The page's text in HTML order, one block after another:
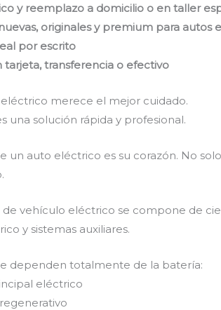
y reemplazo a domicilio o en taller
originales y premium para autos
por escrito
tarjeta, transferencia o efectivo
merece el mejor cuidado.
una solución rápida y profesional.
un auto eléctrico es su corazón. No
vehículo eléctrico se compone de
y sistemas auxiliares.
dependen totalmente de la batería:
eléctrico